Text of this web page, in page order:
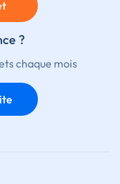
?
chaque mois